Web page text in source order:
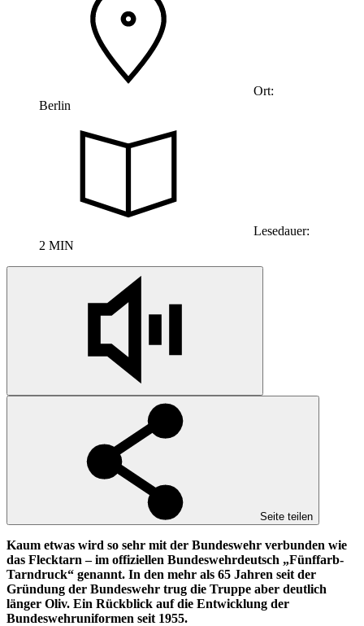
Ort:
Berlin
Lesedauer:
2 MIN
Seite teilen
Kaum etwas wird so sehr mit der Bundeswehr verbunden wie
das Flecktarn – im offiziellen Bundeswehrdeutsch „Fünffarb-
Tarndruck“ genannt. In den mehr als 65 Jahren seit der
Gründung der Bundeswehr trug die Truppe aber deutlich
länger Oliv. Ein Rückblick auf die Entwicklung der
Bundeswehruniformen seit 1955.